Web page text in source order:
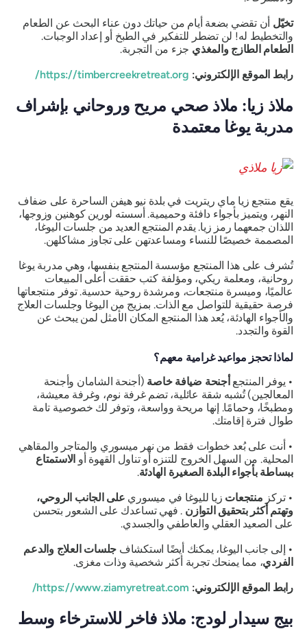
تخيّل أن تقضي بضعة أيام من حياتك دون عناء البحث عن الطعام
والتخطيط له! لن تضطر للتفكير في الطبخ أو إعداد الوجبات.
الطعام الطازج والمغذيجزء من التجربة.
رابط الموقع الإلكتروني:https://timbercreekretreat.org/
ملاذ زيا: ملاذ صحي مريح وروحاني بإشراف
مدربة يوغا معتمدة
يقع منتجع زيا ماي ريتريت في بلدة نيو هيفن الساحرة على ضفاف
النهر، ويتميز بأجواء دافئة وحميمية. أسسته لورين كوهنين وزوجها،
اللذان جمعهما رمز زيا. يقدم المنتجع العديد من جلسات اليوغا،
المصممة خصيصًا للنساء ومساعدتهن على تجاوز مشاكلهن.
تُشرف على هذا المنتجع مؤسسة المنتجع بنفسها، وهي مدربة يوغا
روحانية، ومعلمة ريكي، ومؤلفة كتب حققت أعلى المبيعات
عالميًا، وميسرة منتجعات، ومرشدة روحية حدسية. توفر منتجعاتها
فرصة حقيقية للتواصل مع الذات. بمزيج من اليوغا وجلسات العلاج
والأجواء الهادئة، يُعد هذا المنتجع المكان الأمثل لمن يبحث عن
القوة والتجدد.
لماذا تحجز مواعيد غرامية معهم؟
يوفر المنتجعأجنحة ضيافة خاصة(أجنحة الشامان وأجنحة
المعالجين) تُشبه شقة عائلية، تضم غرفة نوم، وغرفة معيشة،
ومطبخًا، وحمامًا. إنها مريحة وواسعة، وتوفر لك خصوصية تامة
طوال فترة إقامتك.
أنت على بُعد خطوات فقط من نهر ميسوري والمتاجر والمقاهي
المحلية. من السهل الخروج للتنزه أو تناول القهوة أوالاستمتاع
ببساطة بأجواء البلدة الصغيرة الهادئة.
تركزمنتجعاتزيا لليوغا في ميسوريعلى الجانب الروحي،
وتهتم أكثر بتحقيق التوازن. فهي تساعدك على الشعور بتحسن
على الصعيد العقلي والعاطفي والجسدي.
إلى جانب اليوغا، يمكنك أيضًا استكشافجلسات العلاج والدعم
الفردي، مما يمنحك تجربة أكثر شخصية وذات مغزى.
رابط الموقع الإلكتروني:https://www.ziamyretreat.com/
بيج سيدار لودج: ملاذ فاخر للاسترخاء وسط